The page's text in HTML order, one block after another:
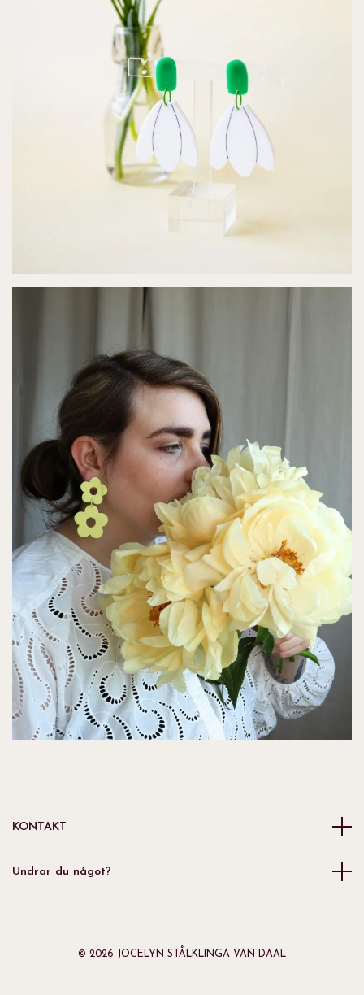
KONTAKT
Undrar du något?
© 2026 JOCELYN STÅLKLINGA VAN DAAL